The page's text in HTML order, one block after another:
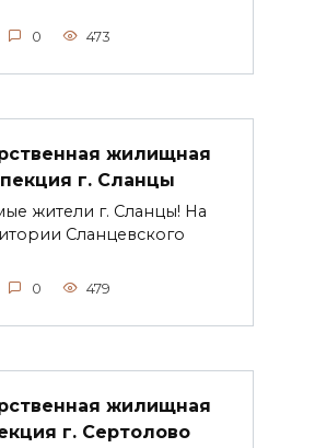
0 473
жилищная
г. Сланцы
жители г. Сланцы! На
Сланцевского
0 479
жилищная
г. Сертолово